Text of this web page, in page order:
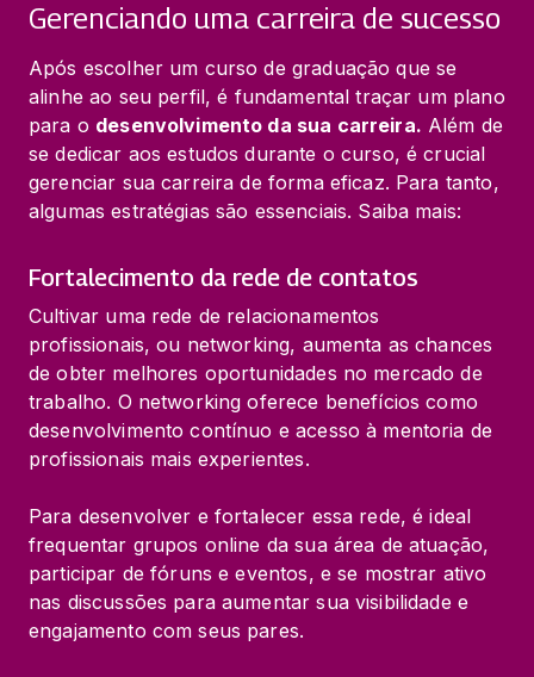
Gerenciando uma carreira de sucesso
Após escolher um curso de graduação que se
alinhe ao seu perfil, é fundamental traçar um plano
para o desenvolvimento da sua carreira. Além de
se dedicar aos estudos durante o curso, é crucial
gerenciar sua carreira de forma eficaz. Para tanto,
algumas estratégias são essenciais. Saiba mais:
Fortalecimento da rede de contatos
Cultivar uma rede de relacionamentos
profissionais, ou networking, aumenta as chances
de obter melhores oportunidades no mercado de
trabalho. O networking oferece benefícios como
desenvolvimento contínuo e acesso à mentoria de
profissionais mais experientes.
Para desenvolver e fortalecer essa rede, é ideal
frequentar grupos online da sua área de atuação,
participar de fóruns e eventos, e se mostrar ativo
nas discussões para aumentar sua visibilidade e
engajamento com seus pares.